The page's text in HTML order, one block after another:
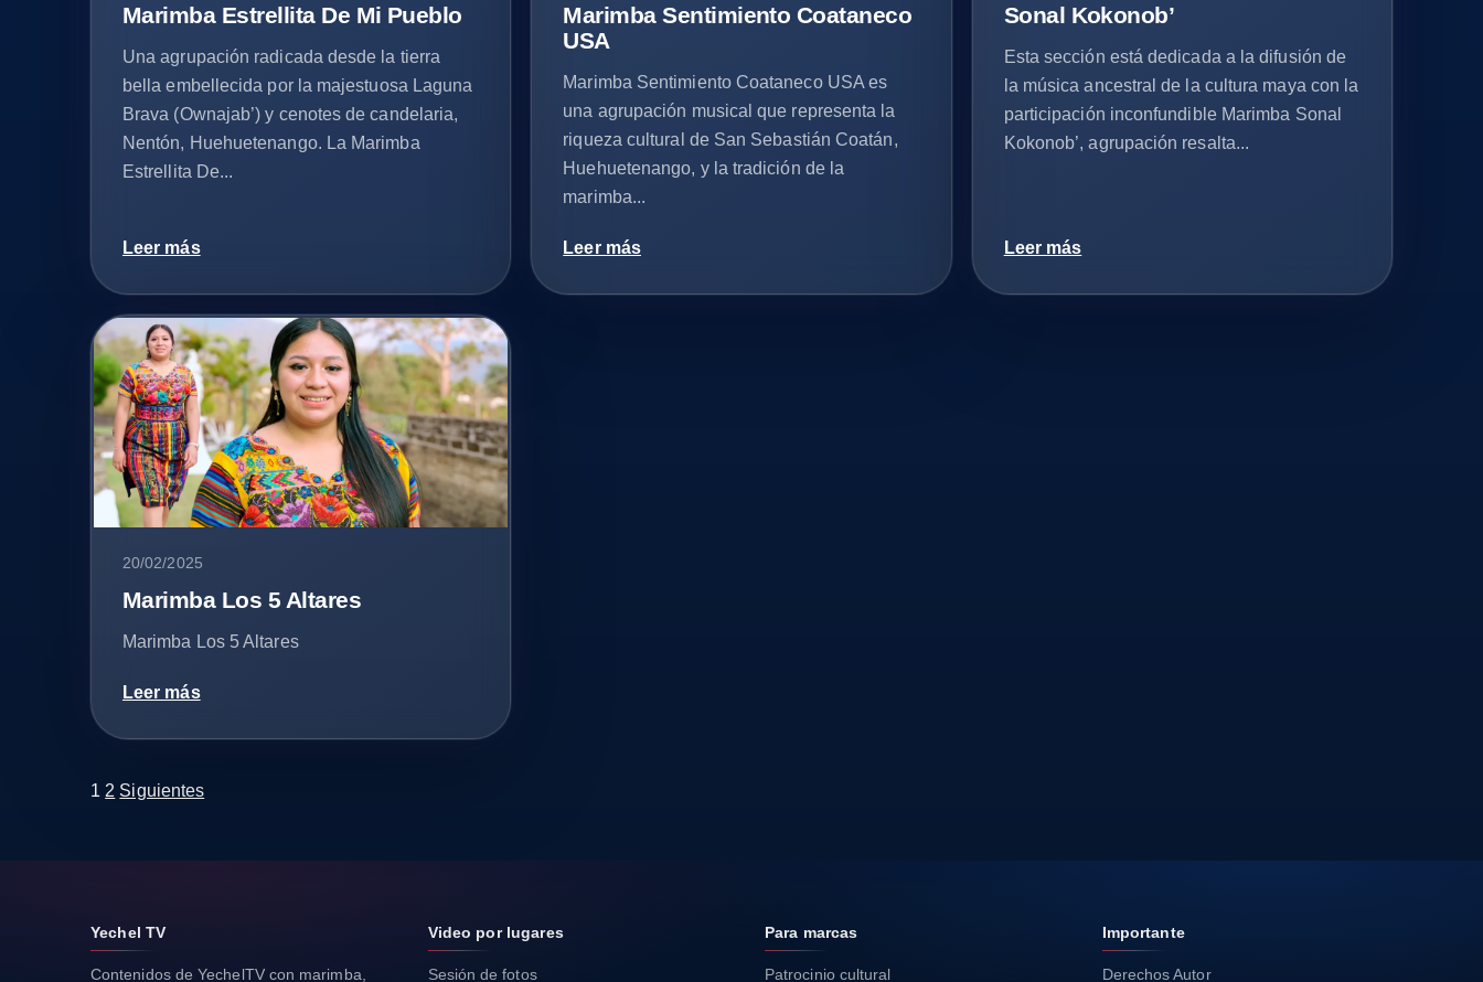
Marimba Estrellita De Mi Pueblo
Una agrupación radicada desde la tierra
bella embellecida por la majestuosa Laguna
Brava (Ownajab’) y cenotes de candelaria,
Nentón, Huehuetenango. La Marimba
Estrellita De...
Leer más
Marimba Sentimiento Coataneco
USA
Marimba Sentimiento Coataneco USA es
una agrupación musical que representa la
riqueza cultural de San Sebastián Coatán,
Huehuetenango, y la tradición de la
marimba...
Leer más
Sonal Kokonob’
Esta sección está dedicada a la difusión de
la música ancestral de la cultura maya con la
participación inconfundible Marimba Sonal
Kokonob’, agrupación resalta...
Leer más
20/02/2025
Marimba Los 5 Altares
Marimba Los 5 Altares
Leer más
1 2 Siguientes
Yechel TV
Contenidos de YechelTV con marimba,
Video por lugares
Sesión de fotos
Para marcas
Patrocinio cultural
Importante
Derechos Autor